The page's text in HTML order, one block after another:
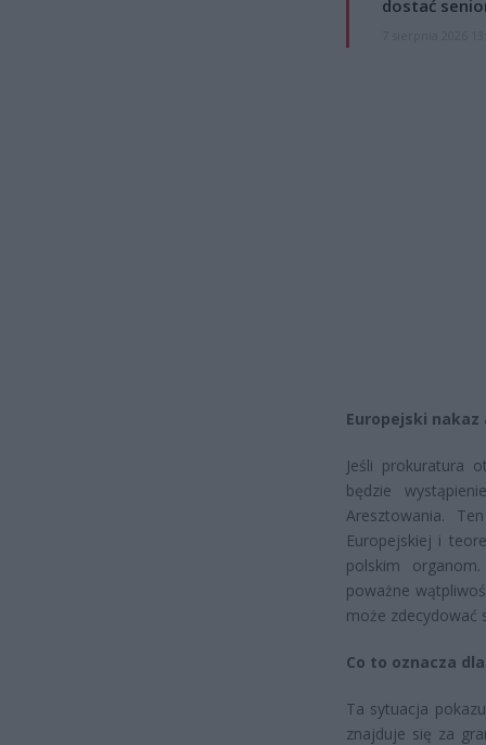
dostać
Europejski
Jeśli prokuratura
będzie
Aresztowania.
Europejskiej i
polskim
poważne
może zdecydować
Co to oznacza
Ta sytuacja
znajduje się za